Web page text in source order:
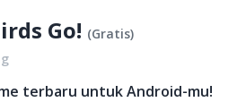
Go! (Gratis)
terbaru untuk Android-mu!